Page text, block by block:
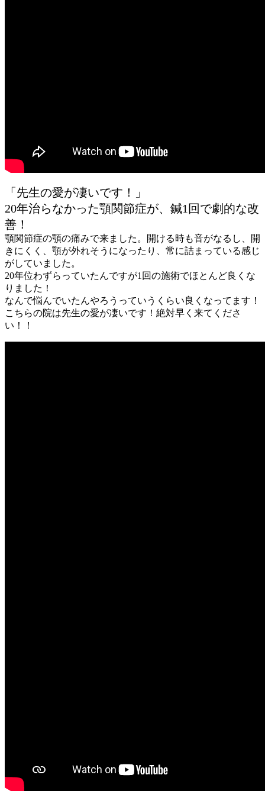
「先生の愛が凄いです！」
20年治らなかった顎関節症が、鍼1回で劇的な改
善！
顎関節症の顎の痛みで来ました。開ける時も音がなるし、開
きにくく、顎が外れそうになったり、常に詰まっている感じ
がしていました。
20年位わずらっていたんですが1回の施術でほとんど良くな
りました！
なんで悩んでいたんやろうっていうくらい良くなってます！
こちらの院は先生の愛が凄いです！絶対早く来てくださ
い！！